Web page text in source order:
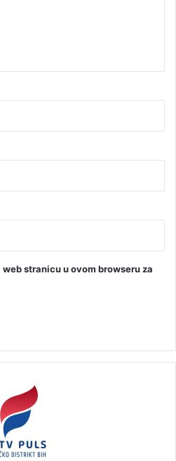
stranicu u ovom browseru za